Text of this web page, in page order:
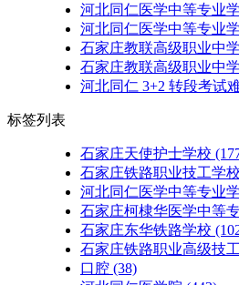
河北同仁医学中等专业
河北同仁医学中等专业
石家庄教联高级职业中
石家庄教联高级职业中
河北同仁 3+2 转段考试
标签列表
石家庄天使护士学校
石家庄铁路职业技工学校
河北同仁医学中等专业
石家庄柯棣华医学中等
石家庄东华铁路学校
石家庄铁路职业高级技
口腔 (38)